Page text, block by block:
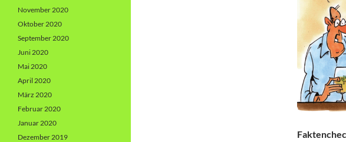
November 2020
Oktober 2020
September 2020
Juni 2020
Mai 2020
April 2020
März 2020
Februar 2020
Januar 2020
Dezember 2019